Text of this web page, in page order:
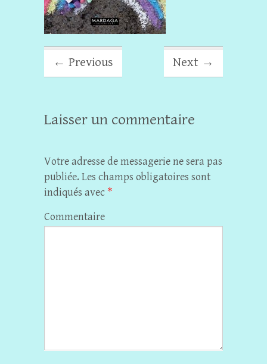
← Previous Next →
Laisser un commentaire
Votre adresse de messagerie ne sera pas
publiée. Les champs obligatoires sont
indiqués avec *
Commentaire